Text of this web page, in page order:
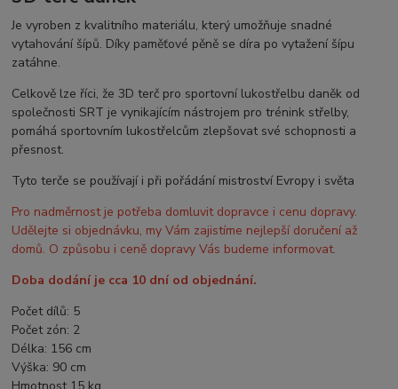
Je vyroben z kvalitního materiálu, který umožňuje snadné
vytahování šípů. Díky paměťové pěně se díra po vytažení šípu
zatáhne.
Celkově lze říci, že 3D terč pro sportovní lukostřelbu daněk od
společnosti SRT je vynikajícím nástrojem pro trénink střelby,
pomáhá sportovním lukostřelcům zlepšovat své schopnosti a
přesnost.
Tyto terče se používají i při pořádání mistroství Evropy i světa
Pro nadměrnost je potřeba domluvit dopravce i cenu dopravy.
Udělejte si objednávku, my Vám zajistíme nejlepší doručení až
domů. O způsobu i ceně dopravy Vás budeme informovat.
Doba dodání je cca 10 dní od objednání.
Počet dílů: 5
Počet zón: 2
Délka: 156 cm
Výška: 90 cm